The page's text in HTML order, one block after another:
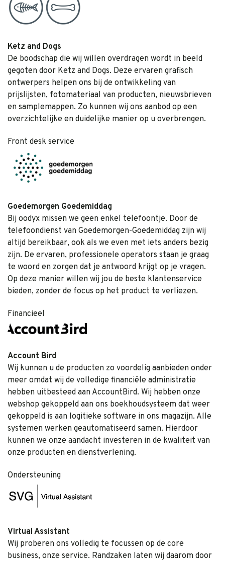
Ketz and Dogs
De boodschap die wij willen overdragen wordt in beeld
gegoten door Ketz and Dogs. Deze ervaren grafisch
ontwerpers helpen ons bij de ontwikkeling van
prijslijsten, fotomateriaal van producten, nieuwsbrieven
en samplemappen. Zo kunnen wij ons aanbod op een
overzichtelijke en duidelijke manier op u overbrengen.
Front desk service
Goedemorgen Goedemiddag
Bij oodyx missen we geen enkel telefoontje. Door de
telefoondienst van Goedemorgen-Goedemiddag zijn wij
altijd bereikbaar, ook als we even met iets anders bezig
zijn. De ervaren, professionele operators staan je graag
te woord en zorgen dat je antwoord krijgt op je vragen.
Op deze manier willen wij jou de beste klantenservice
bieden, zonder de focus op het product te verliezen.
Financieel
Account Bird
Wij kunnen u de producten zo voordelig aanbieden onder
meer omdat wij de volledige financiële administratie
hebben uitbesteed aan AccountBird. Wij hebben onze
webshop gekoppeld aan ons boekhoudsysteem dat weer
gekoppeld is aan logitieke software in ons magazijn. Alle
systemen werken geautomatiseerd samen. Hierdoor
kunnen we onze aandacht investeren in de kwaliteit van
onze producten en dienstverlening.
Ondersteuning
Virtual Assistant
Wij proberen ons volledig te focussen op de core
business, onze service. Randzaken laten wij daarom door